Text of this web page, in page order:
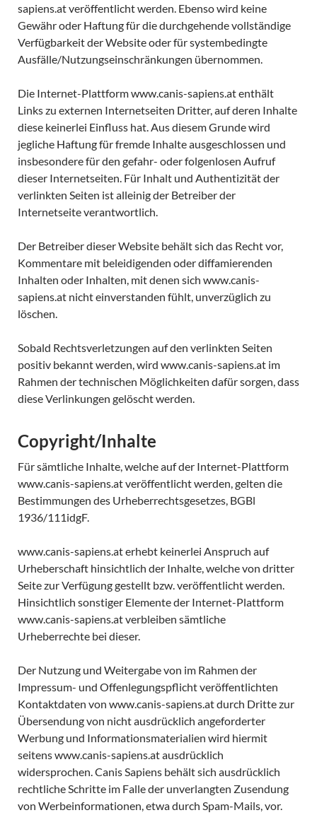
sapiens.at veröffentlicht werden. Ebenso wird keine
Gewähr oder Haftung für die durchgehende vollständige
Verfügbarkeit der Website oder für systembedingte
Ausfälle/Nutzungseinschränkungen übernommen.
Die Internet-Plattform www.canis-sapiens.at enthält
Links zu externen Internetseiten Dritter, auf deren Inhalte
diese keinerlei Einfluss hat. Aus diesem Grunde wird
jegliche Haftung für fremde Inhalte ausgeschlossen und
insbesondere für den gefahr- oder folgenlosen Aufruf
dieser Internetseiten. Für Inhalt und Authentizität der
verlinkten Seiten ist alleinig der Betreiber der
Internetseite verantwortlich.
Der Betreiber dieser Website behält sich das Recht vor,
Kommentare mit beleidigenden oder diffamierenden
Inhalten oder Inhalten, mit denen sich www.canis-
sapiens.at nicht einverstanden fühlt, unverzüglich zu
löschen.
Sobald Rechtsverletzungen auf den verlinkten Seiten
positiv bekannt werden, wird www.canis-sapiens.at im
Rahmen der technischen Möglichkeiten dafür sorgen, dass
diese Verlinkungen gelöscht werden.
Copyright/Inhalte
Für sämtliche Inhalte, welche auf der Internet-Plattform
www.canis-sapiens.at veröffentlicht werden, gelten die
Bestimmungen des Urheberrechtsgesetzes, BGBl
1936/111idgF.
www.canis-sapiens.at erhebt keinerlei Anspruch auf
Urheberschaft hinsichtlich der Inhalte, welche von dritter
Seite zur Verfügung gestellt bzw. veröffentlicht werden.
Hinsichtlich sonstiger Elemente der Internet-Plattform
www.canis-sapiens.at verbleiben sämtliche
Urheberrechte bei dieser.
Der Nutzung und Weitergabe von im Rahmen der
Impressum- und Offenlegungspflicht veröffentlichten
Kontaktdaten von www.canis-sapiens.at durch Dritte zur
Übersendung von nicht ausdrücklich angeforderter
Werbung und Informationsmaterialien wird hiermit
seitens www.canis-sapiens.at ausdrücklich
widersprochen. Canis Sapiens behält sich ausdrücklich
rechtliche Schritte im Falle der unverlangten Zusendung
von Werbeinformationen, etwa durch Spam-Mails, vor.